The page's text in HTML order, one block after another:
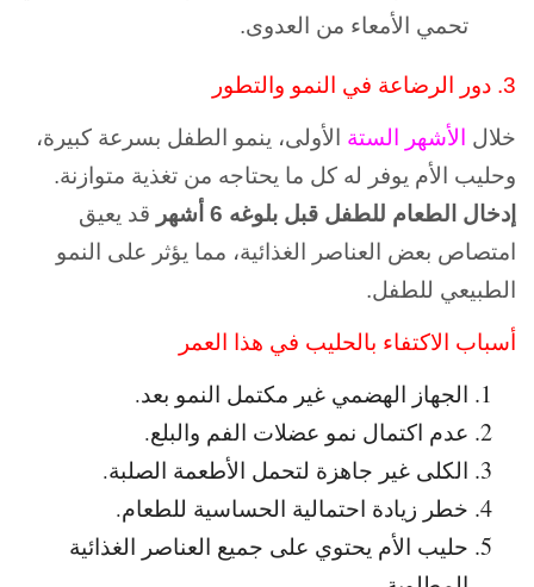
تحمي الأمعاء من العدوى.
3. دور الرضاعة في النمو والتطور
خلال الأشهر الستة الأولى، ينمو الطفل بسرعة كبيرة،
وحليب الأم يوفر له كل ما يحتاجه من تغذية متوازنة.
إدخال الطعام للطفل قبل بلوغه 6 أشهر
قد يعيق
امتصاص بعض العناصر الغذائية، مما يؤثر على النمو
الطبيعي للطفل.
أسباب الاكتفاء بالحليب في هذا العمر
الجهاز الهضمي غير مكتمل النمو بعد.
عدم اكتمال نمو عضلات الفم والبلع.
الكلى غير جاهزة لتحمل الأطعمة الصلبة.
خطر زيادة احتمالية الحساسية للطعام.
حليب الأم يحتوي على جميع العناصر الغذائية